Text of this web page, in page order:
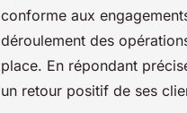
conforme aux
déroulement des
place. En répondant
un retour positif de ses